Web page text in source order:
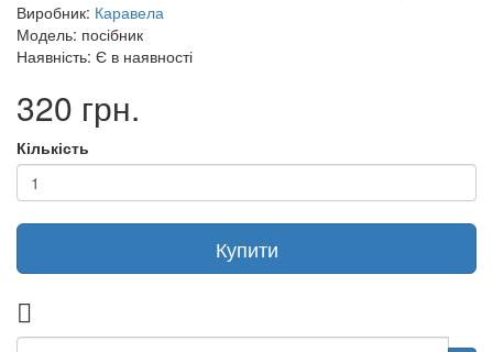
Виробник: Каравела
Модель: посібник
Наявність: Є в наявності
320 грн.
Кількість
Купити